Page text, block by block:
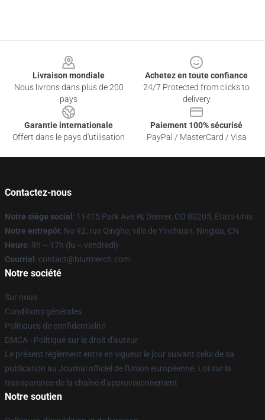
Livraison mondiale
Nous livrons dans plus de 200
pays
Achetez en toute confiance
24/7 Protected from clicks to
delivery
Garantie internationale
Offert dans le pays d'utilisation
Paiement 100% sécurisé
PayPal / MasterCard / Visa
Contactez-nous
Notre siège social : 11415 Park Ave W, Denver, CO 80205, États-Unis
Notre entrepôt: No 92, rue Qinghe, ville de Yinchuan, Ningxia, CN
Heure: 9h – 17h (lu – vendredi)
Courriel : contact@blurmerch.com
Notre société
Sur nous
Conditions générales
Politiques de confidentialité
DMCA - Politique sur le droit d'auteur
Le présent règlement entre en vigueur le jour suivant celui de sa
publication au Journal officiel de l'Union européenne. Loi sur la
transparence de la chaîne d'approvisionnement
Notre soutien